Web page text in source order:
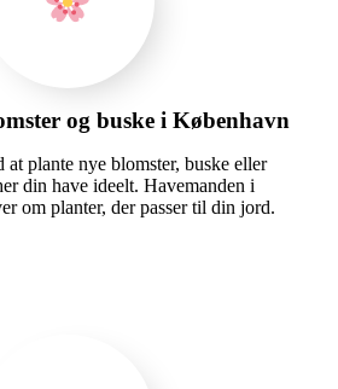
og buske i København
at plante nye blomster, buske eller
din have ideelt. Havemanden i
om planter, der passer til din jord.